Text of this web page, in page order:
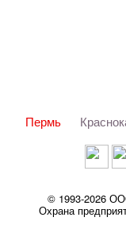
Пермь
© 1993-2026
Охрана